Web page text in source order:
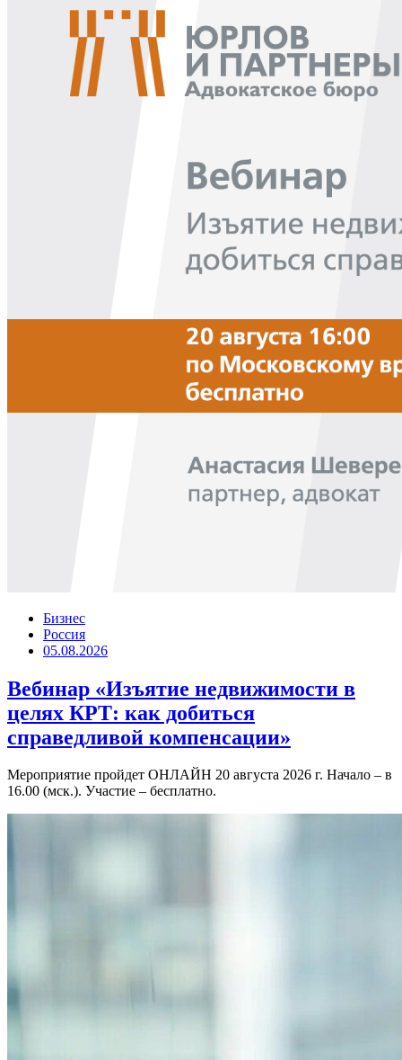
Бизнес
Россия
05.08.2026
Вебинар «Изъятие недвижимости в
целях КРТ: как добиться
справедливой компенсации»
Мероприятие пройдет ОНЛАЙН 20 августа 2026 г. Начало – в
16.00 (мск.). Участие – бесплатно.